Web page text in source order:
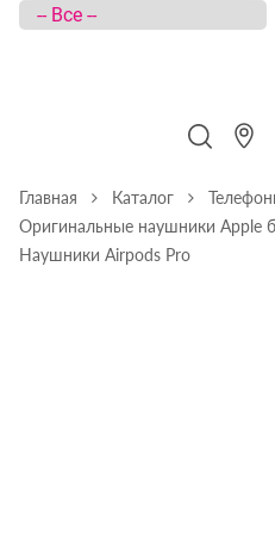
Главная Каталог
Оригинальные наушники Apple
Наушники Airpods Pro